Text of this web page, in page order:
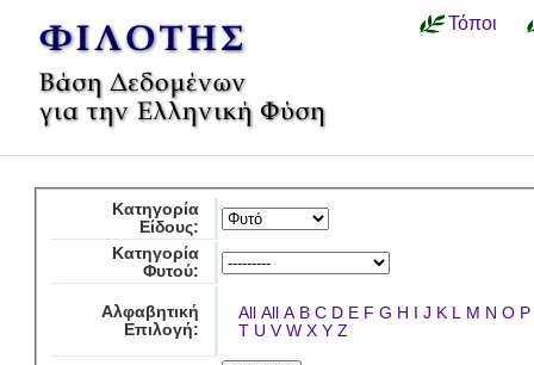
Τόποι
Κατηγορία
Είδους:
Κατηγορία
Φυτού:
Αλφαβητική
Επιλογή:
All All A B C D E F G H I J K L M N O P
T U V W X Y Z